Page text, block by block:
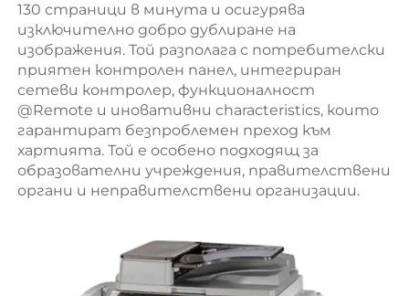
130 страници в минута и осигурява
изключително добро дублиране на
изображения. Той разполага с потребителски
приятен контролен панел, интегриран
сетеви контролер, функционалност
@Remote и иновативни characteristics, които
гарантират безпроблемен преход към
хартията. Той е особено подходящ за
образователни учреждения, правителствени
органи и неправителствени организации.